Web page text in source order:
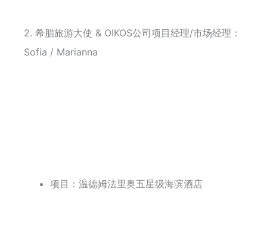
2. 希腊旅游大使 & OIKOS公司项目经理/市场经理：
Sofia / Marianna
项目：温德姆法里奥五星级海滨酒店